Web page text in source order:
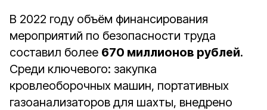
В 2022 году объём финансирования
мероприятий по безопасности труда
составил более 670 миллионов рублей.
Среди ключевого: закупка
кровлеоборочных машин, портативных
газоанализаторов для шахты, внедрено